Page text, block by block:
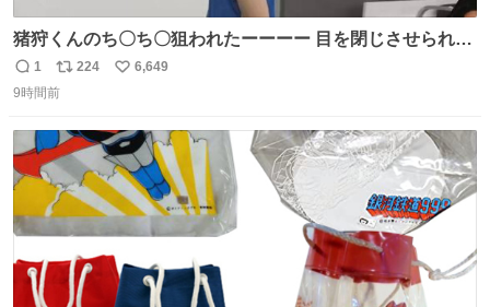
猪狩くんのち〇ち〇狙われたーーーー 目を閉じさせられて
やっとたまたま成功わろた🏀ｗｗ ⠀ そしていつものD見て
おもいっきりボール投げつけんのほんまにｗｗｗｗｗ ぺし
返
信
1
リ
ポ
ト
数
224
い
数
6,649
9時間前